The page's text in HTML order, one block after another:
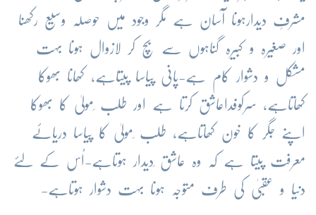
مشرفِ دیدارہونا آسان ہے مگر وجود میں حوصلہ وسیع رکھنا
اور صغیرہ و کبیرہ گناہوں سے بچ کر لازوال ہونا بہت
مشکل و دشوار کام ہے-پانی پیاسا پیتاہے، کھانا بھوکا
کھاتاہے، سرکوفداعاشق کرتا ہے اور طلب ِمولیٰ کا بھوکا
اپنے جگر کا خون کھاتاہے، طلب ِمولیٰ کا پیاسا دریائے
معرفت پیتا ہے کہ وہ عاشق ِدیدار ہوتاہے-اُس کے لئے
دنیا و عقبیٰ کی طرف متوجہ ہونا بہت دشوار ہوتاہے-